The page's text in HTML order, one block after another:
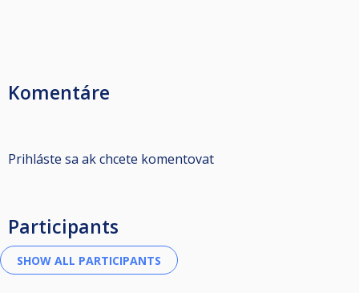
Komentáre
Prihláste sa ak chcete komentovat
Participants